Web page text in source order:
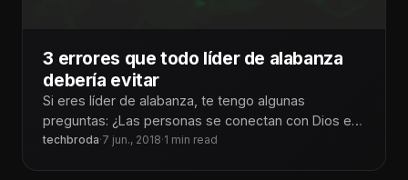
3 errores que todo líder de alabanza
debería evitar
Si eres líder de alabanza, te tengo algunas
preguntas: ¿Las personas se conectan con Dios en
las reuniones que diriges,
techbroda·7 jun., 2018·1 min read